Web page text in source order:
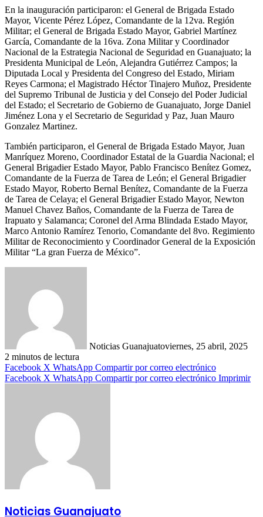
En la inauguración participaron: el General de Brigada Estado
Mayor, Vicente Pérez López, Comandante de la 12va. Región
Militar; el General de Brigada Estado Mayor, Gabriel Martínez
García, Comandante de la 16va. Zona Militar y Coordinador
Nacional de la Estrategia Nacional de Seguridad en Guanajuato; la
Presidenta Municipal de León, Alejandra Gutiérrez Campos; la
Diputada Local y Presidenta del Congreso del Estado, Miriam
Reyes Carmona; el Magistrado Héctor Tinajero Muñoz, Presidente
del Supremo Tribunal de Justicia y del Consejo del Poder Judicial
del Estado; el Secretario de Gobierno de Guanajuato, Jorge Daniel
Jiménez Lona y el Secretario de Seguridad y Paz, Juan Mauro
Gonzalez Martinez.
También participaron, el General de Brigada Estado Mayor, Juan
Manríquez Moreno, Coordinador Estatal de la Guardia Nacional; el
General Brigadier Estado Mayor, Pablo Francisco Benítez Gomez,
Comandante de la Fuerza de Tarea de León; el General Brigadier
Estado Mayor, Roberto Bernal Benítez, Comandante de la Fuerza
de Tarea de Celaya; el General Brigadier Estado Mayor, Newton
Manuel Chavez Baños, Comandante de la Fuerza de Tarea de
Irapuato y Salamanca; Coronel del Arma Blindada Estado Mayor,
Marco Antonio Ramírez Tenorio, Comandante del 8vo. Regimiento
Militar de Reconocimiento y Coordinador General de la Exposición
Militar “La gran Fuerza de México”.
Noticias Guanajuatoviernes, 25 abril, 2025
2 minutos de lectura
Facebook X WhatsApp Compartir por correo electrónico
Facebook X WhatsApp Compartir por correo electrónico Imprimir
Noticias Guanajuato